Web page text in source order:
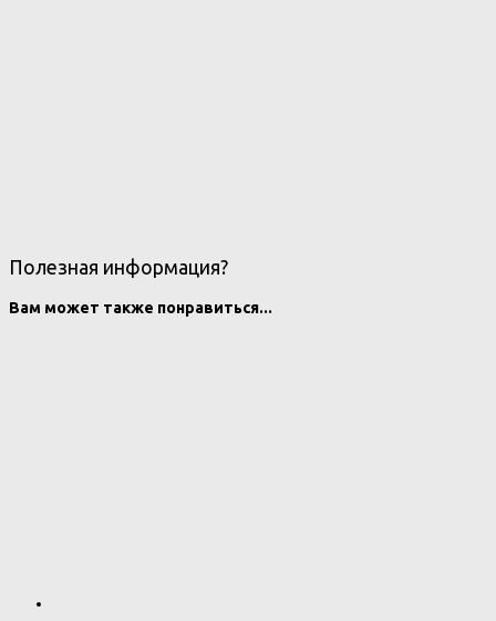
Полезная информация?
Вам может также понравиться...